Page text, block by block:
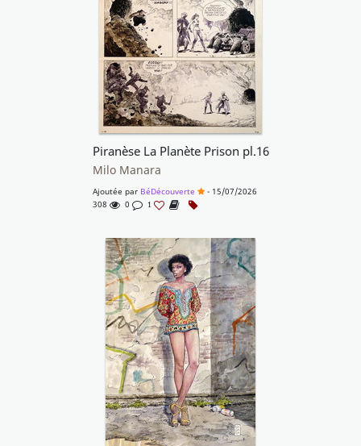
Piranèse La Planète Prison pl.16
Milo Manara
Ajoutée par BéDécouverte
- 15/07/2026
308
0 1